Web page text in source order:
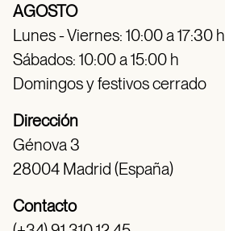
AGOSTO
Lunes - Viernes: 10:00 a 17:30 h
Sábados: 10:00 a 15:00 h
Domingos y festivos cerrado
Dirección
Génova 3
28004 Madrid (España)
Contacto